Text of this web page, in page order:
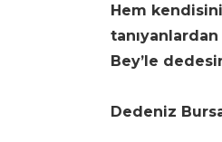
Hem
Bey’le
Dedeniz